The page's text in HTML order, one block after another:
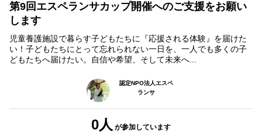
第9回エスペランサカップ開催へのご支援をお願い
します
児童養護施設で暮らす子どもたちに『応援される体験』を届けた
い！子どもたちにとって忘れられない一日を、一人でも多くの子
どもたちへ届けたい。自信や希望、そして未来へ...
認定NPO法人エスペ
ランサ
0人 が参加しています